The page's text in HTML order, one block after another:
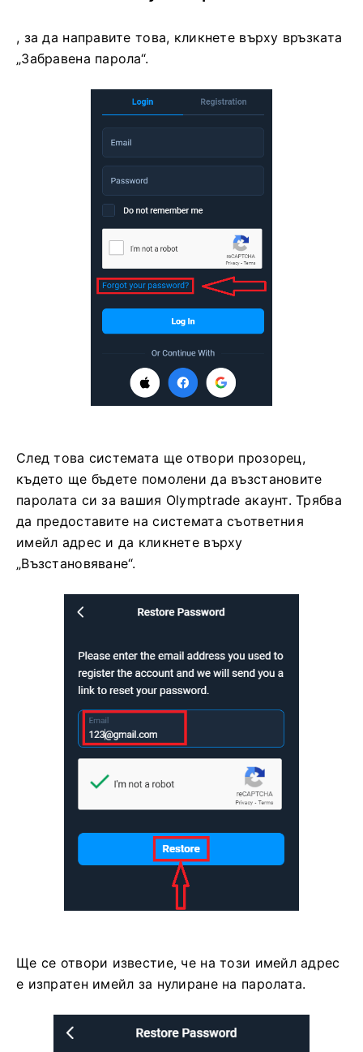
, за да направите това, кликнете върху връзката
„Забравена парола“.
След това системата ще отвори прозорец,
където ще бъдете помолени да възстановите
паролата си за вашия Olymptrade акаунт. Трябва
да предоставите на системата съответния
имейл адрес и да кликнете върху
„Възстановяване“.
Ще се отвори известие, че на този имейл адрес
е изпратен имейл за нулиране на паролата.